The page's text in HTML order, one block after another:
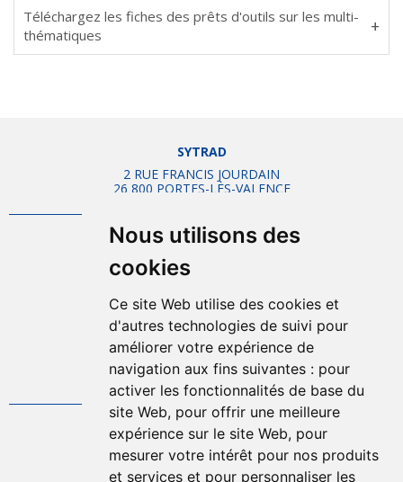
Nous utilisons des
cookies
Ce site Web utilise des cookies et
d'autres technologies de suivi pour
améliorer votre expérience de
navigation aux fins suivantes : pour
activer les fonctionnalités de base du
site Web, pour offrir une meilleure
expérience sur le site Web, pour
mesurer votre intérêt pour nos produits
et services et pour personnaliser les
Téléchargez les fiches des prêts d'outils sur les multi-
thématiques
SYTRAD
2 RUE FRANCIS JOURDAIN
26 800 PORTES-LÈS-VALENCE
Mentions légales
Plan d'accès
Offres d'emplois
Politique de confidentialité
Gestion des cookies
FAQ
04.75.57.80.00